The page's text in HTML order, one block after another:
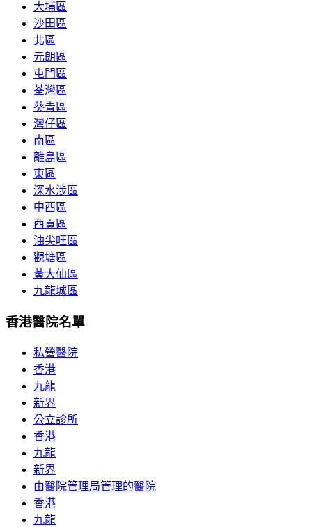
大埔區
沙田區
北區
元朗區
屯門區
荃灣區
葵青區
灣仔區
南區
離島區
東區
深水涉區
中西區
西貢區
油尖旺區
觀塘區
黃大仙區
九龍城區
香港醫院名單
私營醫院
香港
九龍
新界
公立診所
香港
九龍
新界
由醫院管理局管理的醫院
香港
九龍